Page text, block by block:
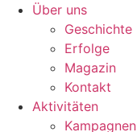
Über uns
Geschichte
Erfolge
Magazin
Kontakt
Aktivitäten
Kampagnen